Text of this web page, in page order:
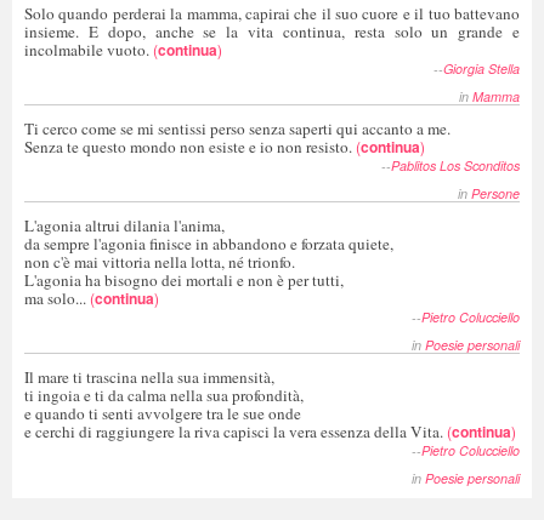
Solo quando perderai la mamma, capirai che il suo cuore e il tuo battevano
insieme. E dopo, anche se la vita continua, resta solo un grande e
incolmabile vuoto. (continua)
--Giorgia Stella
in Mamma
Ti cerco come se mi sentissi perso senza saperti qui accanto a me.
Senza te questo mondo non esiste e io non resisto. (continua)
--Pablitos Los Sconditos
in Persone
L'agonia altrui dilania l'anima,
da sempre l'agonia finisce in abbandono e forzata quiete,
non c'è mai vittoria nella lotta, né trionfo.
L'agonia ha bisogno dei mortali e non è per tutti,
ma solo... (continua)
--Pietro Colucciello
in Poesie personali
Il mare ti trascina nella sua immensità,
ti ingoia e ti da calma nella sua profondità,
e quando ti senti avvolgere tra le sue onde
e cerchi di raggiungere la riva capisci la vera essenza della Vita. (continua)
--Pietro Colucciello
in Poesie personali